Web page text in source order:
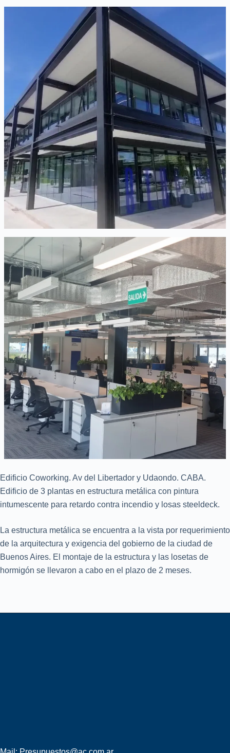
Edificio Coworking. Av del Libertador y Udaondo. CABA.
Edificio de 3 plantas en estructura metálica con pintura
intumescente para retardo contra incendio y losas steeldeck.
La estructura metálica se encuentra a la vista por requerimiento
de la arquitectura y exigencia del gobierno de la ciudad de
Buenos Aires. El montaje de la estructura y las losetas de
hormigón se llevaron a cabo en el plazo de 2 meses.